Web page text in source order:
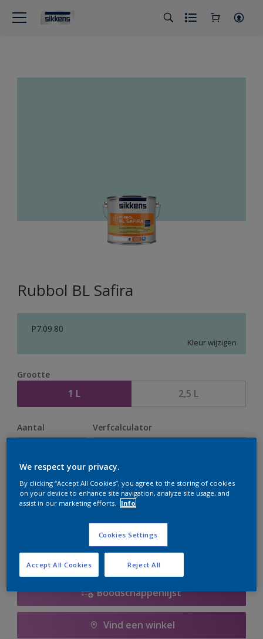
Rubbol BL Safira
P7.09.80
Kleur wijzigen
Grootte
1 L 2,5 L
Aantal Verfcalculator
Op dit moment is het niet mogelijk dit product online
te bestellen. Houd de website in de gaten, we werken
Boodschappenlijst
Vind een winkel
We respect your privacy.
By clicking “Accept All Cookies”, you agree to the storing of cookies
on your device to enhance site navigation, analyze site usage, and
assist in our marketing efforts.
Info
Cookies Settings
Reject All
Accept All Cookies